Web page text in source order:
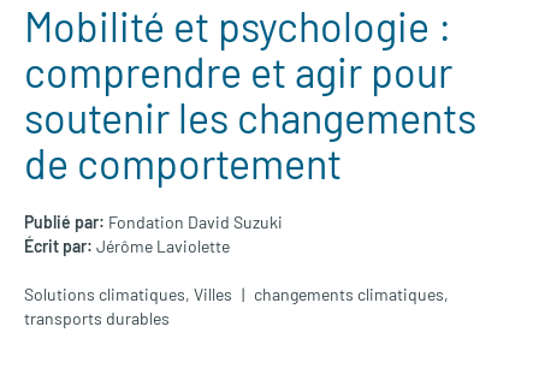
Mobilité et psychologie :
comprendre et agir pour
soutenir les changements
de comportement
Publié par: Fondation David Suzuki
Écrit par: Jérôme Laviolette
Solutions climatiques, Villes changements climatiques,
transports durables